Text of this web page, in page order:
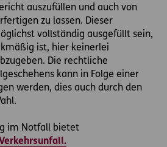
auszufüllen und auch von
zu lassen. Dieser
vollständig ausgefüllt sein,
ist, hier keinerlei
Die rechtliche
kann in Folge einer
werden, dies auch durch den
im Notfall bietet